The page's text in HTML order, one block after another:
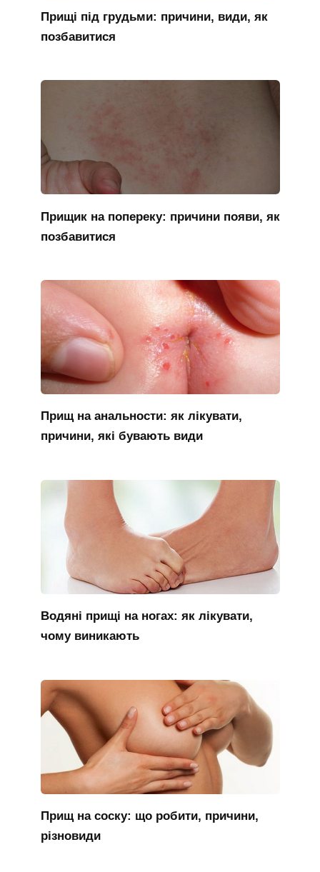
Прищі під грудьми: причини, види, як
позбавитися
Прищик на попереку: причини появи, як
позбавитися
Прищ на анальности: як лікувати,
причини, які бувають види
Водяні прищі на ногах: як лікувати,
чому виникають
Прищ на соску: що робити, причини,
різновиди